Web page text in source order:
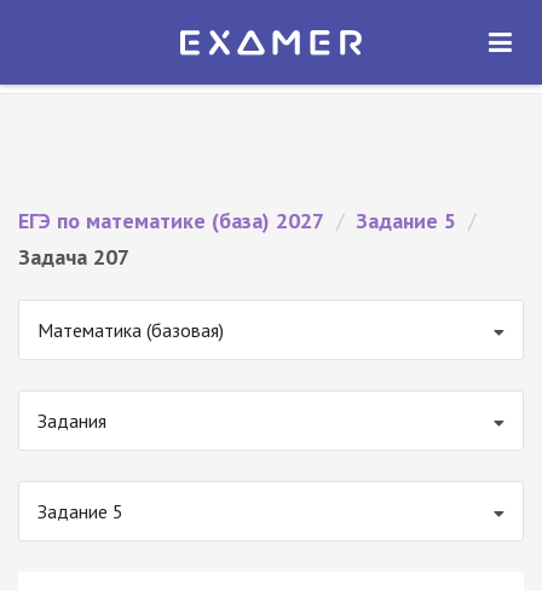
Экзамер — ЕГЭ 2027
ОТКРЫТЬ
ЕГЭ по математике (база) 2027 / Задание 5 /
Задача 207
Математика (базовая)
Задания
Задание 5